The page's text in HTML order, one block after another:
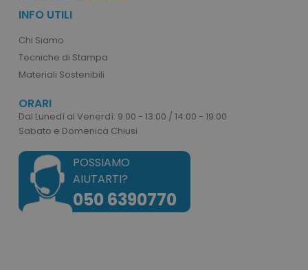
INFO UTILI
Chi Siamo
Tecniche di Stampa
Materiali Sostenibili
ORARI
Dal Lunedì al Venerdì: 9:00 - 13:00 / 14:00 - 19:00
Sabato e Domenica Chiusi
POSSIAMO
AIUTARTI?
050 6390770
mage-cache-storage